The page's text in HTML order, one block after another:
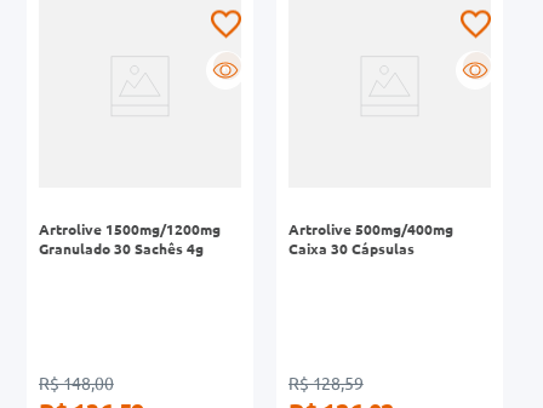
R
Artrolive 1500mg/1200mg
Granulado 30 Sachês 4g
R$ 148,00
R
Artrolive 500mg/400mg
Caixa 30 Cápsulas
R$ 128,59